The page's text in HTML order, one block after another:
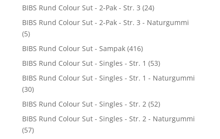
BIBS Rund Colour Sut - 2-Pak - Str. 3 (24)
BIBS Rund Colour Sut - 2-Pak - Str. 3 - Naturgummi
(5)
BIBS Rund Colour Sut - Sampak (416)
BIBS Rund Colour Sut - Singles - Str. 1 (53)
BIBS Rund Colour Sut - Singles - Str. 1 - Naturgummi
(30)
BIBS Rund Colour Sut - Singles - Str. 2 (52)
BIBS Rund Colour Sut - Singles - Str. 2 - Naturgummi
(57)